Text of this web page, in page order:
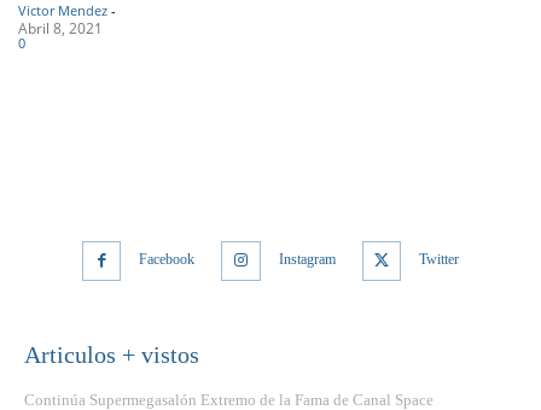
Victor Mendez -
Abril 8, 2021
0
Facebook Instagram Twitter
Articulos + vistos
Continúa Supermegasalón Extremo de la Fama de Canal Space